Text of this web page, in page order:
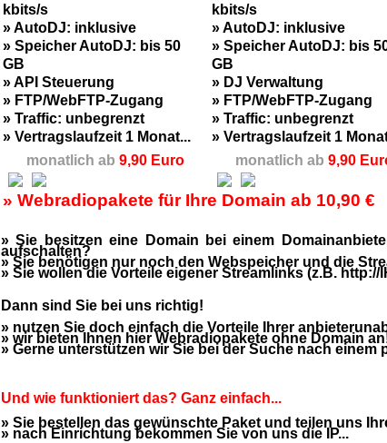
kbits/s
» AutoDJ: inklusive
» Speicher AutoDJ: bis 50
GB
» API Steuerung
» FTP/WebFTP-Zugang
» Traffic: unbegrenzt
» Vertragslaufzeit 1 Monat...
monatlich ab 9,90 Euro
kbits/s
» AutoDJ: inklusive
» Speicher AutoDJ: bis
GB
» DJ Verwaltung
» FTP/WebFTP-Zugang
» Traffic: unbegrenzt
» Vertragslaufzeit 1
monatlich ab 9,90
» Webradiopakete für Ihre Domain ab 10,90 €
» Sie besitzen eine Domain bei einem
aufschalten?
» Sie benötigen nur noch den Webspeicher und die
» Sie wollen die Vorteile eigener Streamlinks (z.B.
Dann sind Sie bei uns richtig!
» nutzen Sie doch einfach die Vorteile Ihrer
» wir bieten Ihnen hier Webradiopakete ohne Domain
» Gerne unterstützen wir Sie bei der Suche nach einem
Und wie funktioniert das? Ganz einfach...
» Sie bestellen das gewünschte Paket und teilen uns
» nach Einrichtung bekommen Sie von uns die IP...